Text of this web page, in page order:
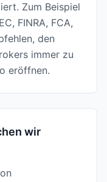
Zum Beispiel
FINRA, FCA,
den
immer zu
eröffnen.
wir